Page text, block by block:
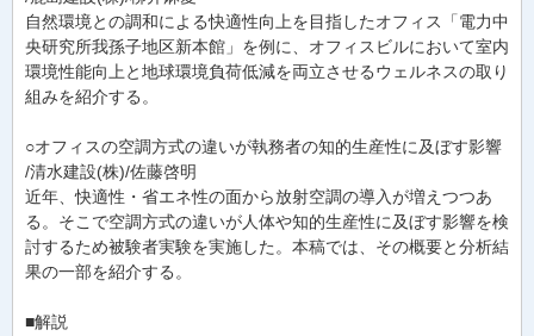
自然環境との調和による快適性向上を目指したオフィス「電力中
央研究所我孫子地区新本館」を例に、オフィスビルにおいて室内
環境性能向上と地球環境負荷低減を両立させるウェルネスの取り
組みを紹介する。
○オフィスの空調方式の違いが執務者の知的生産性に及ぼす影響
/清水建設(株)/佐藤啓明
近年、快適性・省エネ性の面から放射空調の導入が増えつつあ
る。そこで空調方式の違いが人体や知的生産性に及ぼす影響を検
討するため被験者実験を実施した。本稿では、その概要と分析結
果の一部を紹介する。
■解説